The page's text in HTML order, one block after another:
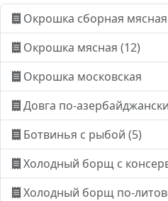
Окрошка сборная мясная
Окрошка мясная (12)
Окрошка московская
Довга по-азербайджански
Ботвинья с рыбой (5)
Холодный борщ с
Холодный борщ по-